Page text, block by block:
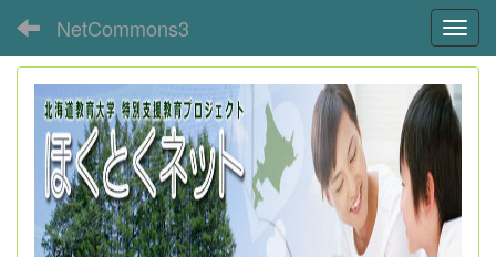
NetCommons3